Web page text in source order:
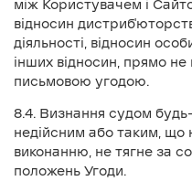
між Користувачем і
відносин
діяльності, відносин
інших відносин, прямо
письмовою угодою.
8.4. Визнання судом
недійсним або таким, що
виконанню, не тягне за
положень Угоди.